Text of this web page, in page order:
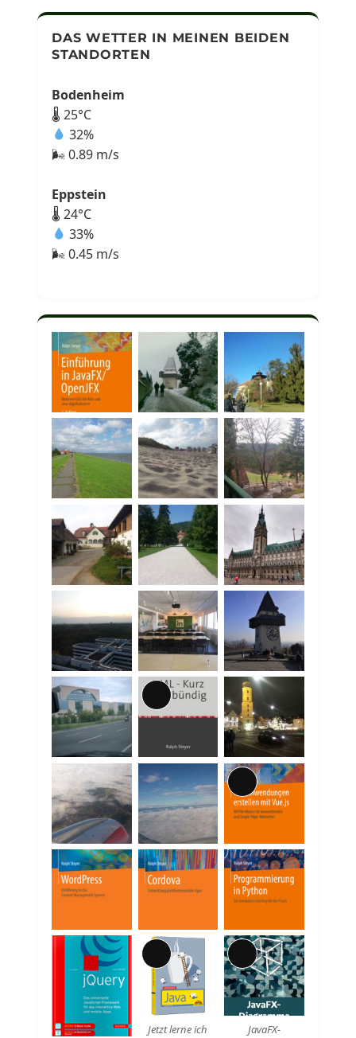
DAS WETTER IN MEINEN BEIDEN
STANDORTEN
Bodenheim
🌡 25°C
32%
🌬 0.89 m/s
Eppstein
🌡 24°C
33%
🌬 0.45 m/s
Lange
Beschreibung
Lange
Beschreibung
Lange
Beschreibung
Jetzt lerne ich
Lange
Beschreibung
JavaFX-